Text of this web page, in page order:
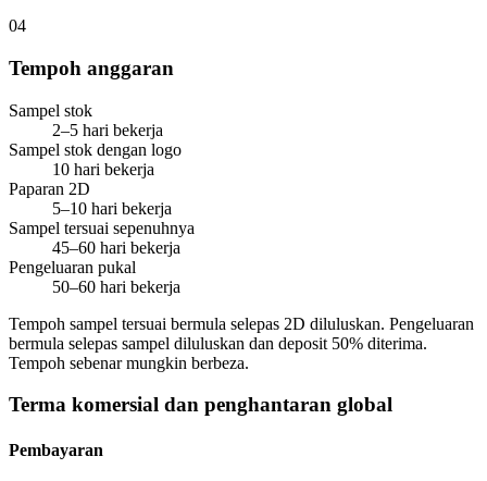
04
Tempoh anggaran
Sampel stok
2–5 hari bekerja
Sampel stok dengan logo
10 hari bekerja
Paparan 2D
5–10 hari bekerja
Sampel tersuai sepenuhnya
45–60 hari bekerja
Pengeluaran pukal
50–60 hari bekerja
Tempoh sampel tersuai bermula selepas 2D diluluskan. Pengeluaran
bermula selepas sampel diluluskan dan deposit 50% diterima.
Tempoh sebenar mungkin berbeza.
Terma komersial dan penghantaran global
Pembayaran